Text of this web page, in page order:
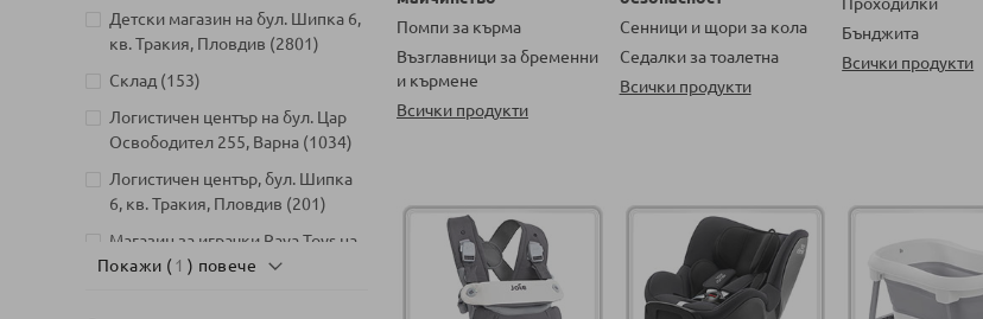
Помпи за кърма
Възглавници за бременни
и кърмене
Всички продукти
Сенници и щори за кола
Седалки за тоалетна
Всички продукти
Бънджита
Всички продукти
Детски магазин на бул. Шипка 6,
кв. Тракия, Пловдив
2801
артикули
Склад
153
артикули
Логистичен център на бул. Цар
Освободител 255, Варна 1034
артикули
Логистичен център, бул. Шипка
6, кв. Тракия, Пловдив
201
артикули
Магазин за играчки Raya Toys на
бул. България 110, София
Покажи (1 ) повече